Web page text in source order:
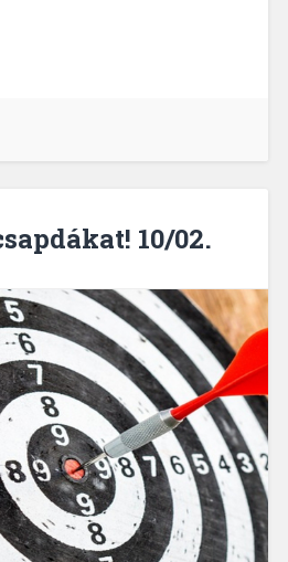
10/02.